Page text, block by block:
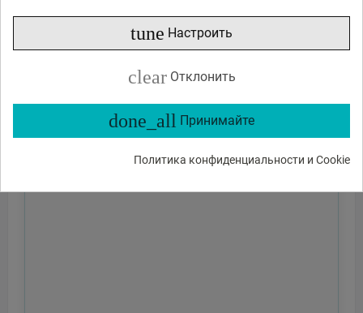
tune Настроить
clear Отклонить
done_all Принимайте
Политика конфиденциальности и Cookie